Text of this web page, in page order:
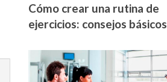
Cómo crear una rutina de
ejercicios: consejos básicos